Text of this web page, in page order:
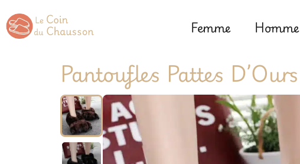
Femme Homme
Pantoufles Pattes D’Ours